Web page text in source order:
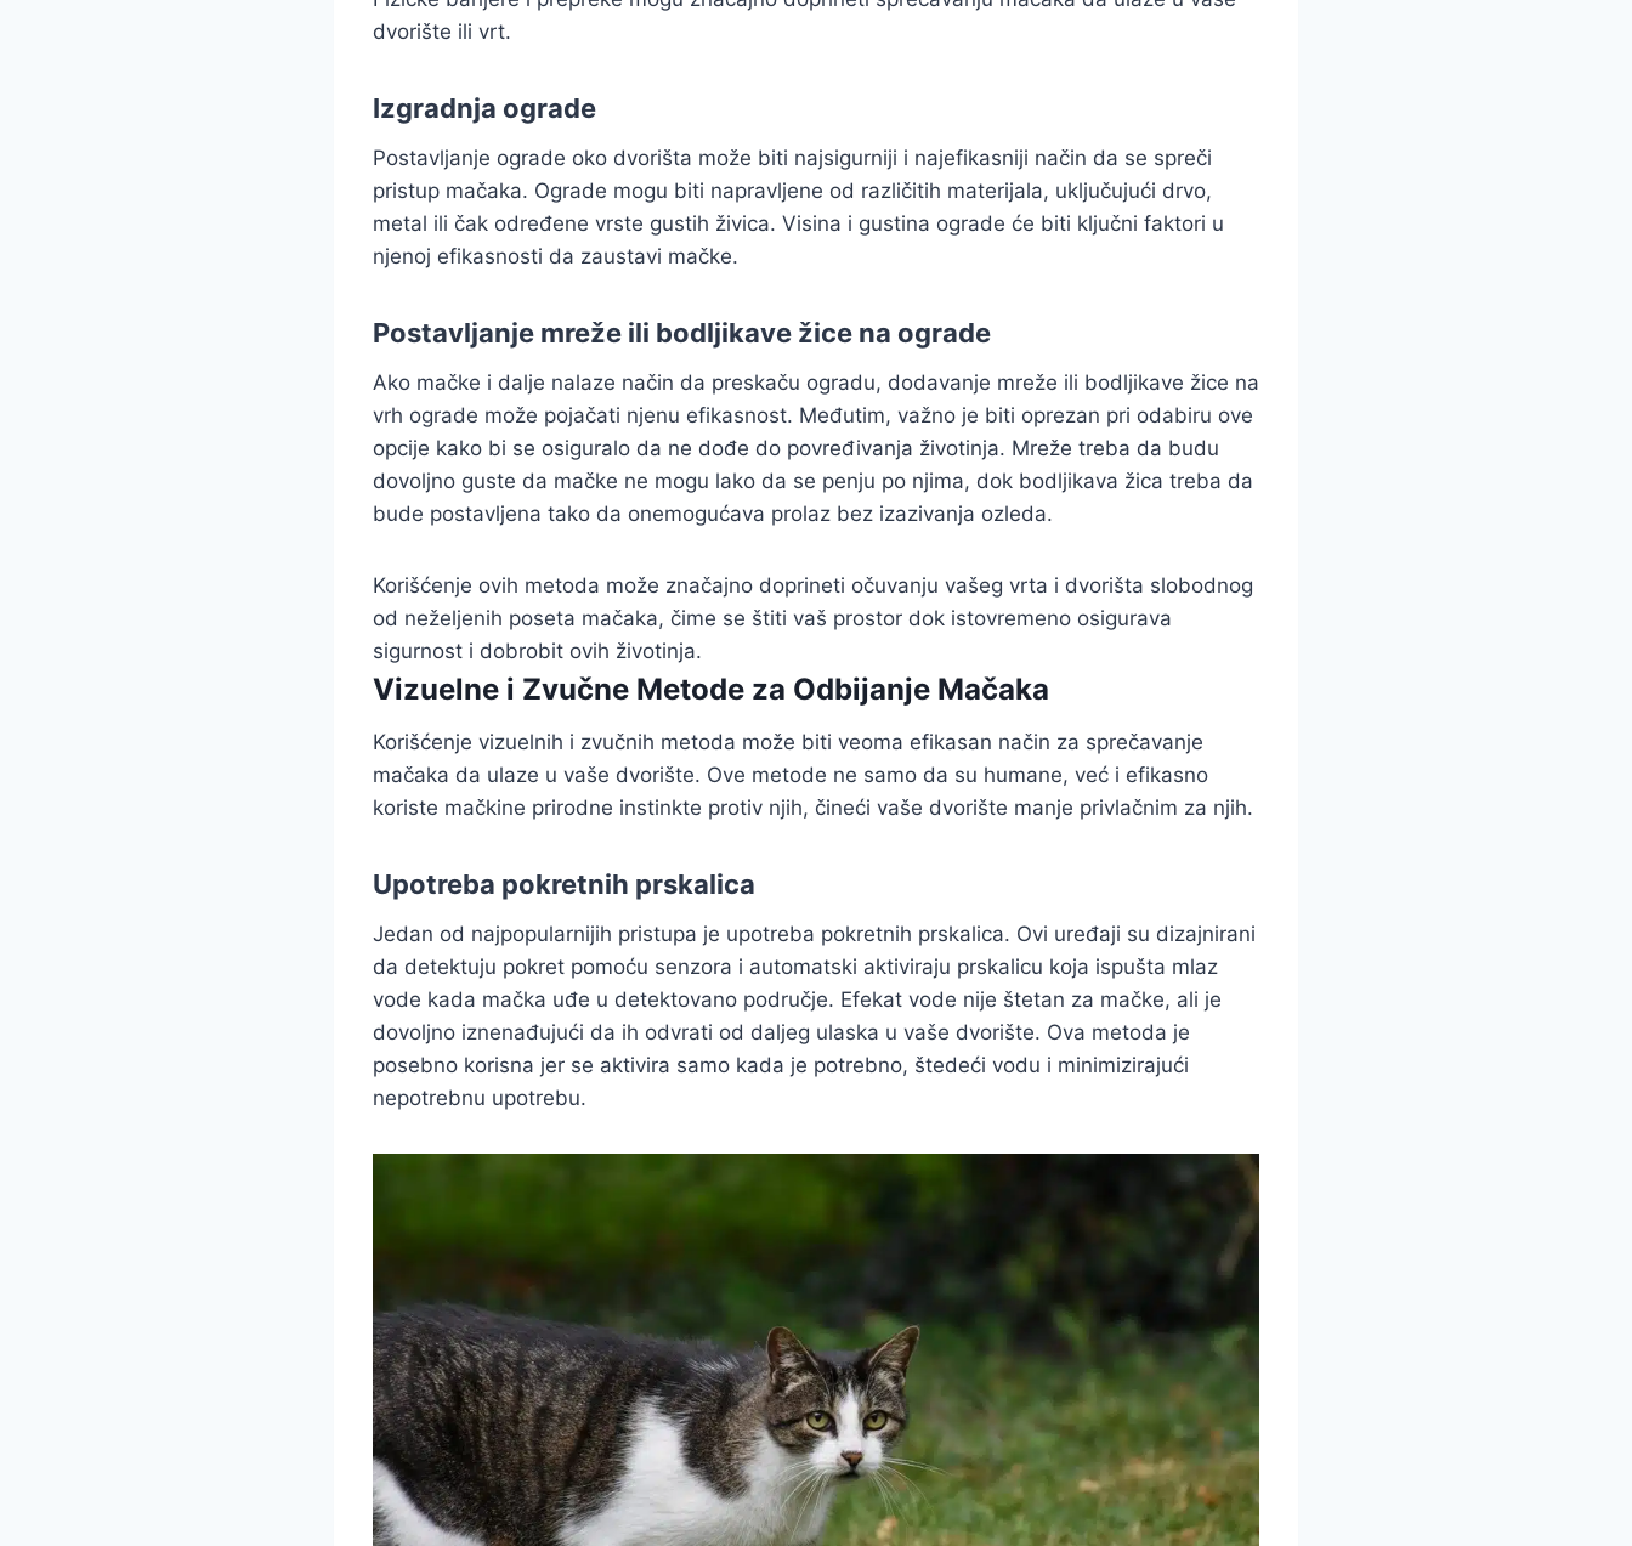
dvorište ili vrt.
Izgradnja ograde
Postavljanje ograde oko dvorišta može biti najsigurniji i najefikasniji način da se spreči
pristup mačaka. Ograde mogu biti napravljene od različitih materijala, uključujući drvo,
metal ili čak određene vrste gustih živica. Visina i gustina ograde će biti ključni faktori u
njenoj efikasnosti da zaustavi mačke.
Postavljanje mreže ili bodljikave žice na ograde
Ako mačke i dalje nalaze način da preskaču ogradu, dodavanje mreže ili bodljikave žice na
vrh ograde može pojačati njenu efikasnost. Međutim, važno je biti oprezan pri odabiru ove
opcije kako bi se osiguralo da ne dođe do povređivanja životinja. Mreže treba da budu
dovoljno guste da mačke ne mogu lako da se penju po njima, dok bodljikava žica treba da
bude postavljena tako da onemogućava prolaz bez izazivanja ozleda.
Korišćenje ovih metoda može značajno doprineti očuvanju vašeg vrta i dvorišta slobodnog
od neželjenih poseta mačaka, čime se štiti vaš prostor dok istovremeno osigurava
sigurnost i dobrobit ovih životinja.
Vizuelne i Zvučne Metode za Odbijanje Mačaka
Korišćenje vizuelnih i zvučnih metoda može biti veoma efikasan način za sprečavanje
mačaka da ulaze u vaše dvorište. Ove metode ne samo da su humane, već i efikasno
koriste mačkine prirodne instinkte protiv njih, čineći vaše dvorište manje privlačnim za njih.
Upotreba pokretnih prskalica
Jedan od najpopularnijih pristupa je upotreba pokretnih prskalica. Ovi uređaji su dizajnirani
da detektuju pokret pomoću senzora i automatski aktiviraju prskalicu koja ispušta mlaz
vode kada mačka uđe u detektovano područje. Efekat vode nije štetan za mačke, ali je
dovoljno iznenađujući da ih odvrati od daljeg ulaska u vaše dvorište. Ova metoda je
posebno korisna jer se aktivira samo kada je potrebno, štedeći vodu i minimizirajući
nepotrebnu upotrebu.